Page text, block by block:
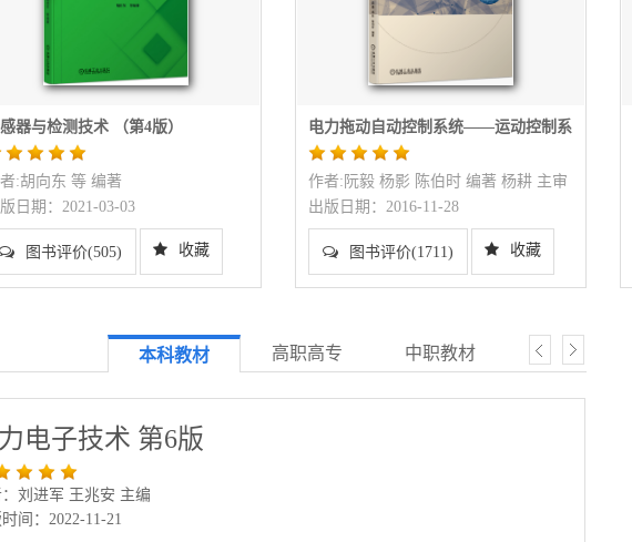
器与检测技术 （第4版）
:胡向东 等 编著
日期：2021-03-03
图书评价(505) 收藏
电力拖动自动控制系统——运动控制系
统 第5版
作者:阮毅 杨影 陈伯时 编著 杨耕 主审
出版日期：2016-11-28
图书评价(1711) 收藏
本科教材 高职高专 中职教材 研究生教材
电子技术 第6版
刘进军 王兆安 主编
间：2022-11-21